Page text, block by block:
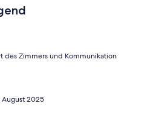
des Zimmers und Kommunikation
2025